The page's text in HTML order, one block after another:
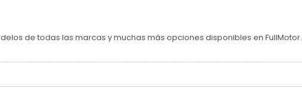
de todas las marcas y muchas más opciones disponibles en FullMotor.